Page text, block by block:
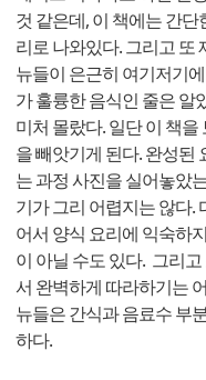
것 같은데, 이 책에는 간
리로 나와있다. 그리고 또
뉴들이 은근히 여기저기
가 훌륭한 음식인 줄은 알
미처 몰랐다. 일단 이 책
을 빼앗기게 된다. 완성된
는 과정 사진을 실어놓았
기가 그리 어렵지는 않다.
어서 양식 요리에 익숙하
이 아닐 수도 있다. 그리
서 완벽하게 따라하기는
뉴들은 간식과 음료수 부
하다.